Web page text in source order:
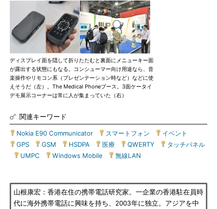
ディスプレイ面を隠して折りたたむと裏面にメニューキー面
が露出する状態にもなる。コンシューマー向け用途なら、音
楽操作やリモコン系（プレゼンテーション時など）などに使
えそうだ（左）。The Medical Phoneブース。3面ケータイ
デモ展示コーナーは常に人が集まっていた（右）
関連キーワード
Nokia E90 Communicator スマートフォン イベント
GPS
GSM HSDPA 医療 QWERTY
タッチパネル
UMPC Windows Mobile 無線LAN
山根康宏：香港在住の携帯電話研究家。一企業の香港駐在員時
代に海外携帯電話に興味を持ち、2003年に独立。アジアを中